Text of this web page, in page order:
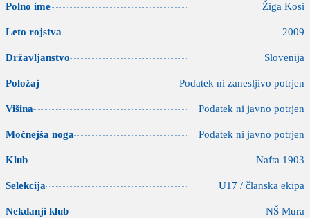
Polno ime Žiga Kosi
Leto rojstva 2009
Državljanstvo Slovenija
Položaj Podatek ni zanesljivo potrjen
Višina Podatek ni javno potrjen
Močnejša noga Podatek ni javno potrjen
Klub Nafta 1903
Selekcija U17 / članska ekipa
Nekdanji klub NŠ Mura